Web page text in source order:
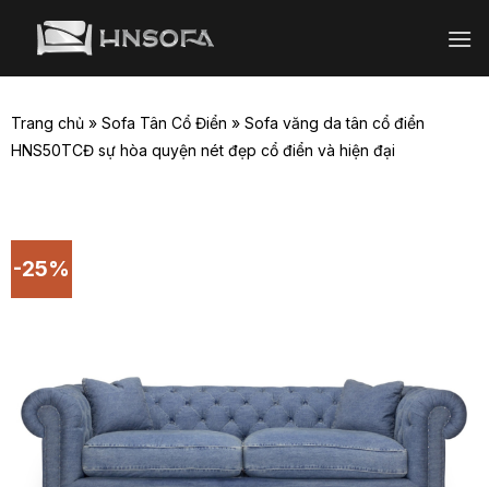
Trang chủ» Sofa Tân Cổ Điển » Sofa văng da tân cổ điển
HNS50TCĐ sự hòa quyện nét đẹp cổ điển và hiện đại
-25%